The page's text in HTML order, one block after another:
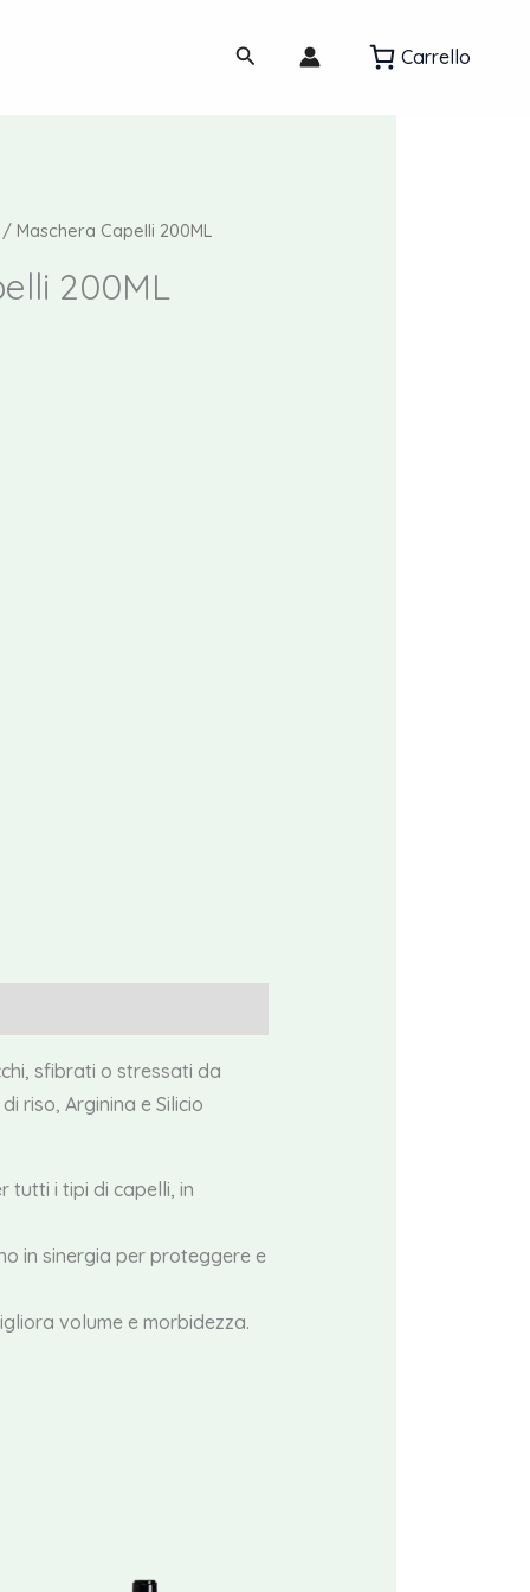
Cerca Carrello
/ Maschera Capelli 200ML
200ML
sfibrati o stressati da
riso, Arginina e Silicio
tutti i tipi di capelli, in
in sinergia per proteggere e
volume e morbidezza.